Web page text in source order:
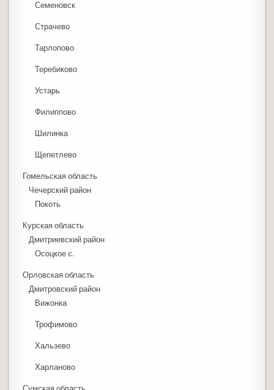
Семеновск
Страчево
Тарлопово
Теребиково
Устарь
Филиппово
Шилинка
Щепетлево
Гомельская область
Чечерский район
Покоть
Курская область
Дмитриевский район
Осоцкое с.
Орловская область
Дмитровский район
Вижонка
Трофимово
Хальзево
Харланово